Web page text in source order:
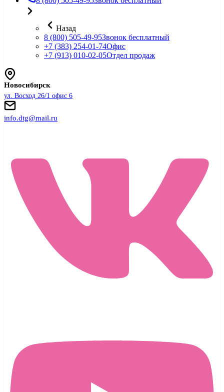
Назад
8 (800) 505-49-95Звонок бесплатный
+7 (383) 254-01-74Офис
+7 (913) 010-02-05Отдел продаж
Новосибирск
ул. Восход 26/1 офис 6
info.dtg@mail.ru